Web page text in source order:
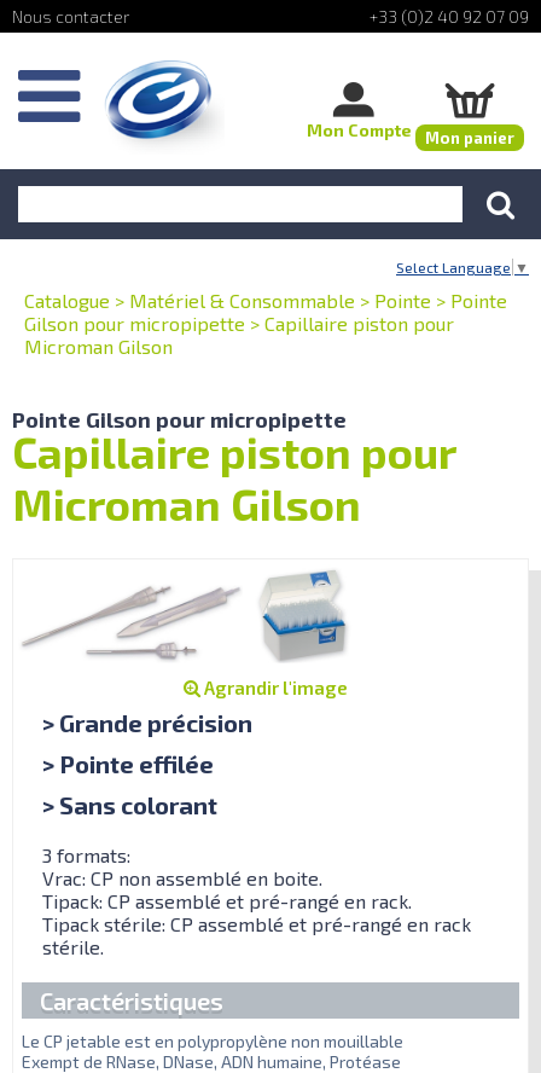
+33 (0)2 40 92 07 09
Mon Compte Mon panier
Select Language ▼
Catalogue > Matériel & Consommable > Pointe > Pointe
Gilson pour micropipette > Capillaire piston pour
Microman Gilson
Pointe Gilson pour micropipette
Capillaire piston pour
Microman Gilson
Agrandir l'image
> Grande précision
> Pointe effilée
> Sans colorant
3 formats:
Vrac: CP non assemblé en boite.
Tipack: CP assemblé et pré-rangé en rack.
Tipack stérile: CP assemblé et pré-rangé en rack
stérile.
Caractéristiques
Le CP jetable est en polypropylène non mouillable
Exempt de RNase, DNase, ADN humaine, Protéase